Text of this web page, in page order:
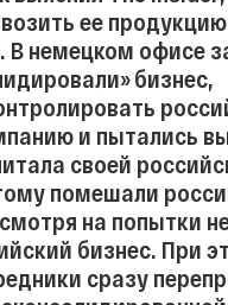
ее
В немецком офисе
бизнес,
и пытались
своей
помешали
на попытки
бизнес. При
сразу